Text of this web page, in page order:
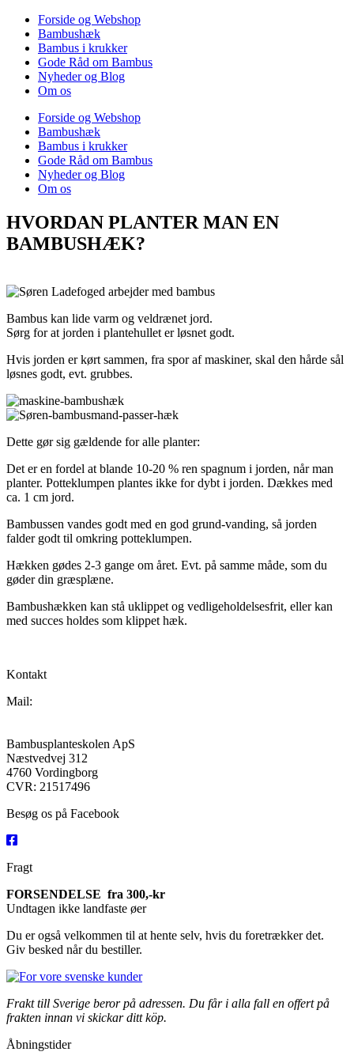
Forside og Webshop
Bambushæk
Bambus i krukker
Gode Råd om Bambus
Nyheder og Blog
Om os
Forside og Webshop
Bambushæk
Bambus i krukker
Gode Råd om Bambus
Nyheder og Blog
Om os
HVORDAN PLANTER MAN EN
BAMBUSHÆK?
Bambus kan lide varm og veldrænet jord.
Sørg for at jorden i plantehullet er løsnet godt.
Hvis jorden er kørt sammen, fra spor af maskiner, skal den hårde sål
løsnes godt, evt. grubbes.
Dette gør sig gældende for alle planter:
Det er en fordel at blande 10-20 % ren spagnum i jorden, når man
planter. Potteklumpen plantes ikke for dybt i jorden. Dækkes med
ca. 1 cm jord.
Bambussen vandes godt med en god grund-vanding, så jorden
falder godt til omkring potteklumpen.
Hækken gødes 2-3 gange om året. Evt. på samme måde, som du
gøder din græsplæne.
Bambushækken kan stå uklippet og vedligeholdelsesfrit, eller kan
med succes holdes som klippet hæk.
Kontakt
Mail:
Bambusplanteskolen ApS
Næstvedvej 312
4760 Vordingborg
CVR: 21517496
Besøg os på Facebook
Fragt
FORSENDELSE fra 300,-kr
Undtagen ikke landfaste øer
Du er også velkommen til at hente selv, hvis du foretrækker det.
Giv besked når du bestiller.
Frakt till Sverige beror på adressen. Du får i alla fall en offert på
frakten innan vi skickar ditt köp.
Åbningstider